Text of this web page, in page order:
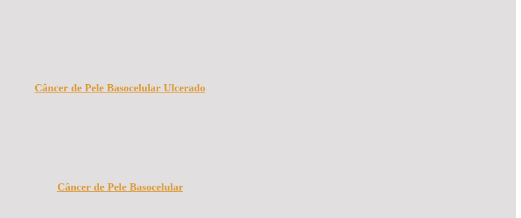
Câncer de Pele Basocelular Ulcerado
Câncer de Pele Basocelular